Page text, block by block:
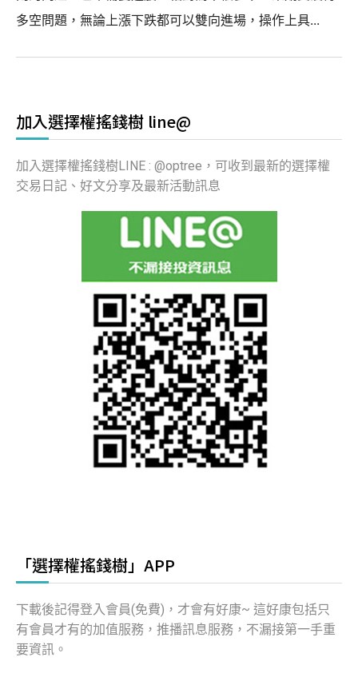
多空問題，無論上漲下跌都可以雙向進場，操作上具...
加入選擇權搖錢樹 line@
加入選擇權搖錢樹LINE : @optree，可收到最新的選擇權
交易日記、好文分享及最新活動訊息
「選擇權搖錢樹」APP
下載後記得登入會員(免費)，才會有好康~ 這好康包括只
有會員才有的加值服務，推播訊息服務，不漏接第一手重
要資訊。